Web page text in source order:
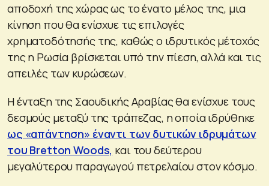
αποδοχή της χώρας ως το ένατο μέλος της, μια
κίνηση που θα ενίσχυε τις επιλογές
χρηματοδότησής της, καθώς ο ιδρυτικός μέτοχός
της η Ρωσία βρίσκεται υπό την πίεση, αλλά και τις
απειλές των κυρώσεων.
Η ένταξη της Σαουδικής Αραβίας θα ενίσχυε τους
δεσμούς μεταξύ της τράπεζας, η οποία ιδρύθηκε
ως «απάντηση» έναντι των δυτικών ιδρυμάτων
του Bretton Woods, και του δεύτερου
μεγαλύτερου παραγωγού πετρελαίου στον κόσμο.